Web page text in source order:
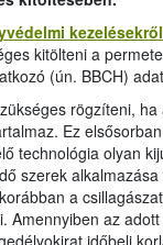
kitölteni a
(ún. BBCH)
rögzíteni, ha
Ez
technológia olyan
szerek
a
Amennyiben az